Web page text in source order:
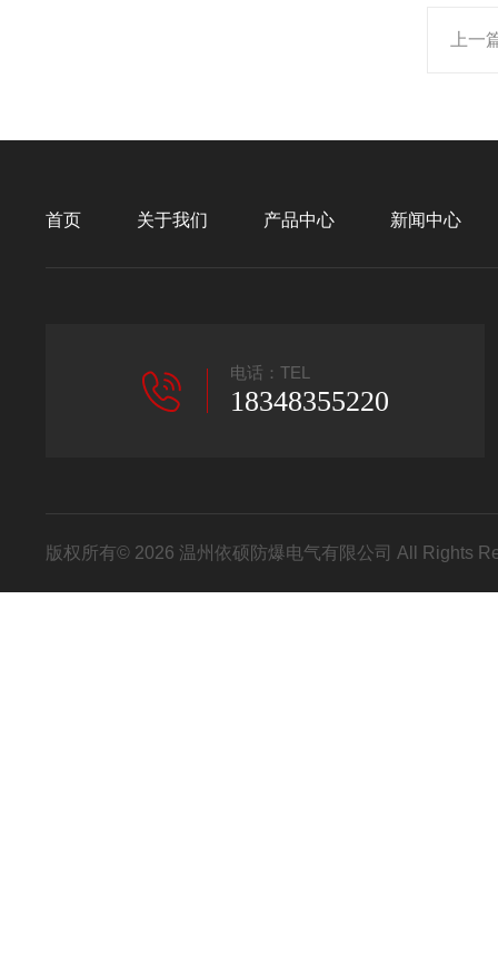
上一
首页 关于我们 产品中心 新闻中心
电话：TEL
18348355220
版权所有© 2026 温州依硕防爆电气有限公司 All Rights